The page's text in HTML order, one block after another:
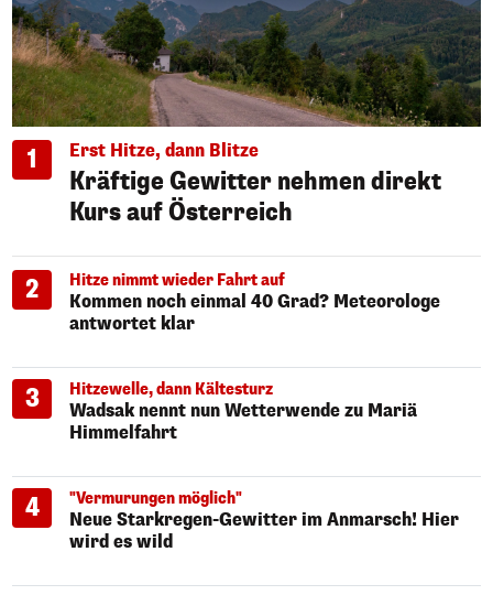
1 Erst Hitze, dann Blitze
Kräftige Gewitter nehmen direkt
Kurs auf Österreich
2 Hitze nimmt wieder Fahrt auf
Kommen noch einmal 40 Grad? Meteorologe
antwortet klar
3 Hitzewelle, dann Kältesturz
Wadsak nennt nun Wetterwende zu Mariä
Himmelfahrt
4 "Vermurungen möglich"
Neue Starkregen-Gewitter im Anmarsch! Hier
wird es wild